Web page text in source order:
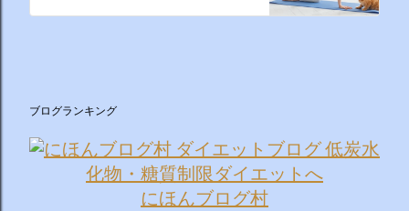
ブログランキング
にほんブログ村